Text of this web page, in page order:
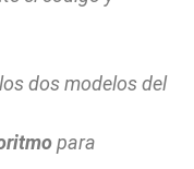
dos modelos del
para